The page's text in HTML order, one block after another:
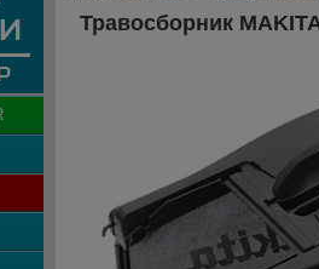
Травосборник